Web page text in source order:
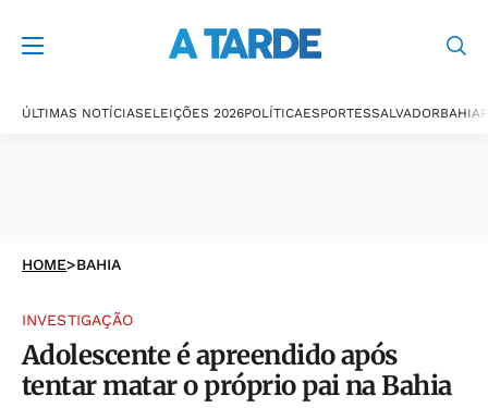
ÚLTIMAS NOTÍCIASELEIÇÕES 2026POLÍTICAESPORTESSALVADORBAHIA
HOME>BAHIA
INVESTIGAÇÃO
Adolescente é apreendido após
tentar matar o próprio pai na Bahia